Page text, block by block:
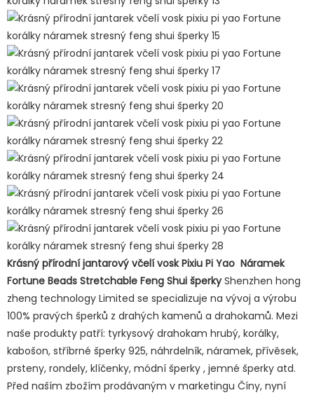
Krásný přírodní jantarový včelí vosk Pixiu Pi Yao Náramek
Fortune Beads Stretchable Feng Shui šperkyShenzhen hong
zheng technology Limited se specializuje na vývoj a výrobu
100% pravých šperků z drahých kamenů a drahokamů. Mezi
naše produkty patří: tyrkysový drahokam hrubý, korálky,
kabošon, stříbrné šperky 925, náhrdelník, náramek, přívěsek,
prsteny, rondely, klíčenky, módní šperky , jemné šperky atd.
Před naším zbožím prodávaným v marketingu Číny, nyní